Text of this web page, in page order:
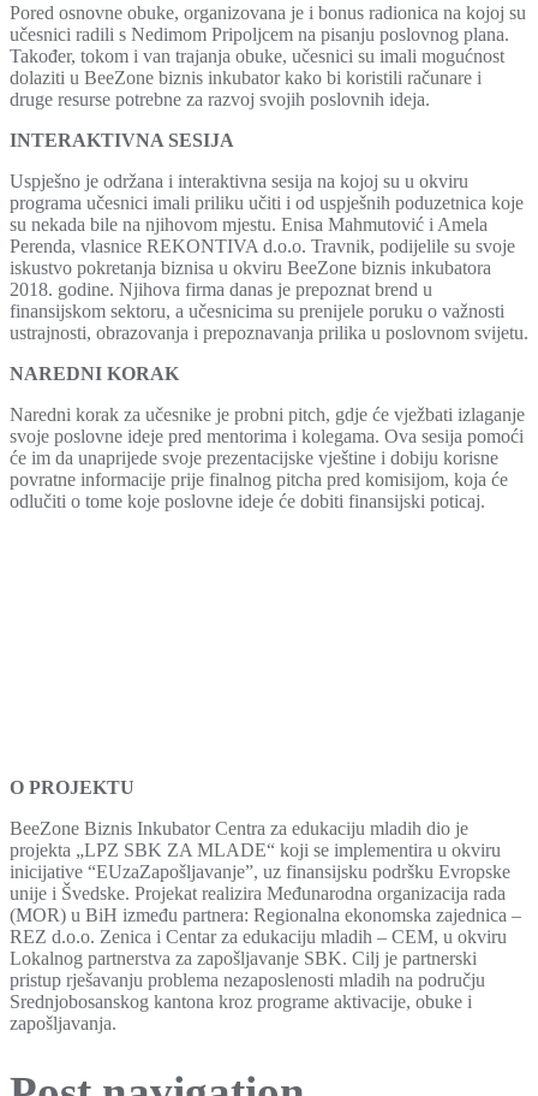
Pored osnovne obuke, organizovana je i bonus radionica na kojoj su
učesnici radili s Nedimom Pripoljcem na pisanju poslovnog plana.
Također, tokom i van trajanja obuke, učesnici su imali mogućnost
dolaziti u BeeZone biznis inkubator kako bi koristili računare i
druge resurse potrebne za razvoj svojih poslovnih ideja.
INTERAKTIVNA SESIJA
Uspješno je održana i interaktivna sesija na kojoj su u okviru
programa učesnici imali priliku učiti i od uspješnih poduzetnica koje
su nekada bile na njihovom mjestu. Enisa Mahmutović i Amela
Perenda, vlasnice REKONTIVA d.o.o. Travnik, podijelile su svoje
iskustvo pokretanja biznisa u okviru BeeZone biznis inkubatora
2018. godine. Njihova firma danas je prepoznat brend u
finansijskom sektoru, a učesnicima su prenijele poruku o važnosti
ustrajnosti, obrazovanja i prepoznavanja prilika u poslovnom svijetu.
NAREDNI KORAK
Naredni korak za učesnike je probni pitch, gdje će vježbati izlaganje
svoje poslovne ideje pred mentorima i kolegama. Ova sesija pomoći
će im da unaprijede svoje prezentacijske vještine i dobiju korisne
povratne informacije prije finalnog pitcha pred komisijom, koja će
odlučiti o tome koje poslovne ideje će dobiti finansijski poticaj.
O PROJEKTU
BeeZone Biznis Inkubator Centra za edukaciju mladih dio je
projekta „LPZ SBK ZA MLADE“ koji se implementira u okviru
inicijative “EUzaZapošljavanje”, uz finansijsku podršku Evropske
unije i Švedske. Projekat realizira Međunarodna organizacija rada
(MOR) u BiH između partnera: Regionalna ekonomska zajednica –
REZ d.o.o. Zenica i Centar za edukaciju mladih – CEM, u okviru
Lokalnog partnerstva za zapošljavanje SBK. Cilj je partnerski
pristup rješavanju problema nezaposlenosti mladih na području
Srednjobosanskog kantona kroz programe aktivacije, obuke i
zapošljavanja.